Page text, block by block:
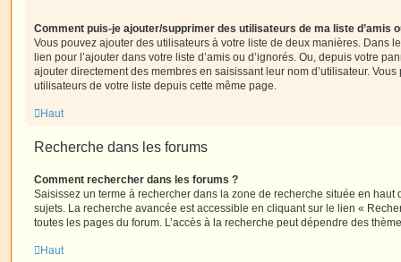
Comment puis-je ajouter/supprimer des utilisateurs de ma liste d’amis
Vous pouvez ajouter des utilisateurs à votre liste de deux manières. Dans
lien pour l’ajouter dans votre liste d’amis ou d’ignorés. Ou, depuis votre
ajouter directement des membres en saisissant leur nom d’utilisateur.
utilisateurs de votre liste depuis cette même page.
Haut
Recherche dans les forums
Comment rechercher dans les forums ?
Saisissez un terme à rechercher dans la zone de recherche située en haut
sujets. La recherche avancée est accessible en cliquant sur le lien «
toutes les pages du forum. L’accès à la recherche peut dépendre des
Haut